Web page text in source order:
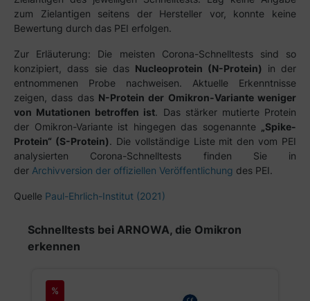
zum Zielantigen seitens der Hersteller vor, konnte keine
Bewertung durch das PEI erfolgen.
Zur Erläuterung: Die meisten Corona-Schnelltests sind so
konzipiert, dass sie das Nucleoprotein (N-Protein) in der
entnommenen Probe nachweisen. Aktuelle Erkenntnisse
zeigen, dass das N-Protein der Omikron-Variante weniger
von Mutationen betroffen ist. Das stärker mutierte Protein
der Omikron-Variante ist hingegen das sogenannte
„Spike-
Protein“ (S-Protein). Die vollständige Liste mit den vom PEI
analysierten Corona-Schnelltests finden Sie in
der Archivversion der offiziellen Veröffentlichung des PEI.
Quelle Paul-Ehrlich-Institut (2021)
Produktgalerie überspringen
Schnelltests bei ARNOWA, die Omikron
erkennen
%